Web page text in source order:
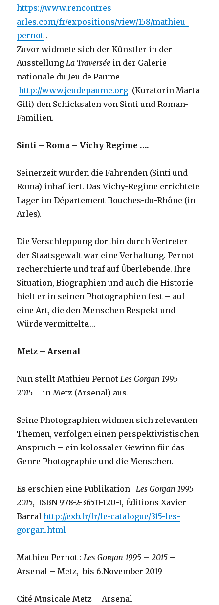
https://www.rencontres-
arles.com/fr/expositions/view/158/mathieu-
pernot .
Zuvor widmete sich der Künstler in der
AusstellungLa Traversée in der Galerie
nationale du Jeu de Paume
http://www.jeudepaume.org (Kuratorin Marta
Gili) den Schicksalen von Sinti und Roman-
Familien.
Sinti – Roma – Vichy Regime ….
Seinerzeit wurden die Fahrenden (Sinti und
Roma) inhaftiert. Das Vichy-Regime errichtete
Lager im Département Bouches-du-Rhône (in
Arles).
Die Verschleppung dorthin durch Vertreter
der Staatsgewalt war eine Verhaftung. Pernot
recherchierte und traf auf Überlebende. Ihre
Situation, Biographien und auch die Historie
hielt er in seinen Photographien fest – auf
eine Art, die den Menschen Respekt und
Würde vermittelte….
Metz – Arsenal
Nun stellt Mathieu PernotLes Gorgan 1995 –
2015 – in Metz (Arsenal) aus.
Seine Photographien widmen sich relevanten
Themen, verfolgen einen perspektivistischen
Anspruch – ein kolossaler Gewinn für das
Genre Photographie und die Menschen.
Es erschien eine Publikation:Les Gorgan 1995-
2015, ISBN 978-2-36511-120-1, Éditions Xavier
Barralhttp://exb.fr/fr/le-catalogue/315-les-
gorgan.html
Mathieu Pernot :Les Gorgan 1995 – 2015 –
Arsenal – Metz, bis 6.November 2019
Cité Musicale Metz – Arsenal